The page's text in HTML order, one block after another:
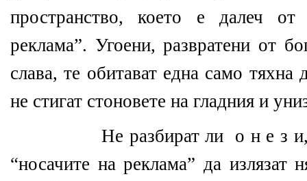
пространство, което е далеч от
реклама”. Угоени, развратени от
слава, те обитават една само тяхна
не стигат стоновете на гладния и
Не разбират ли о н е з
“носачите на реклама” да излязат